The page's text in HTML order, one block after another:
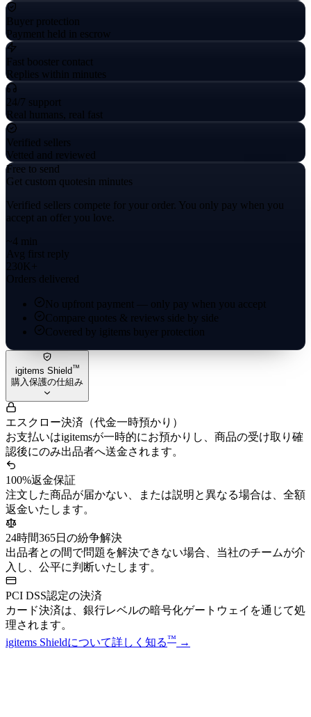
Buyer protection
Payment held in escrow
Fast booster contact
Replies within minutes
24/7 support
Real humans, real fast
Verified sellers
Vetted and reviewed
Free to send
Get custom quotesin minutes
Verified sellers compete for your order. You only pay when you
accept an offer you love.
~4 min
Avg first reply
230K+
Orders delivered
No upfront payment — only pay when you accept
Compare quotes & reviews side by side
Covered by igitems buyer protection
igitems Shield™
購入保護の仕組み
エスクロー決済（代金一時預かり）
お支払いはigitemsが一時的にお預かりし、商品の受け取り確
認後にのみ出品者へ送金されます。
100%返金保証
注文した商品が届かない、または説明と異なる場合は、全額
返金いたします。
24時間365日の紛争解決
出品者との間で問題を解決できない場合、当社のチームが介
入し、公平に判断いたします。
PCI DSS認定の決済
カード決済は、銀行レベルの暗号化ゲートウェイを通じて処
理されます。
igitems Shieldについて詳しく知る™ →